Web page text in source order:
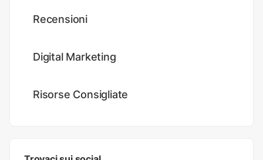
Recensioni
Digital Marketing
Risorse Consigliate